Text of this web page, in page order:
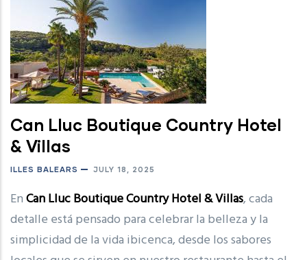
Can Lluc Boutique Country Hotel
& Villas
ILLES BALEARS JULY 18, 2025
EnCan Lluc Boutique Country Hotel & Villas, cada
detalle está pensado para celebrar la belleza y la
simplicidad de la vida ibicenca, desde los sabores